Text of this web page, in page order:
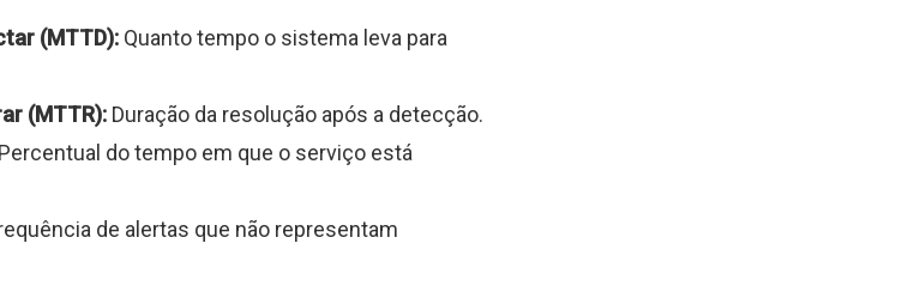
(MTTD): Quanto tempo o sistema leva para
(MTTR): Duração da resolução após a detecção.
Percentual do tempo em que o serviço está
de alertas que não representam